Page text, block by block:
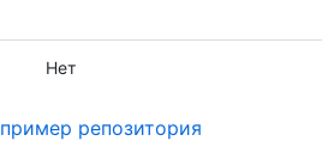
Нет
пример репозитория